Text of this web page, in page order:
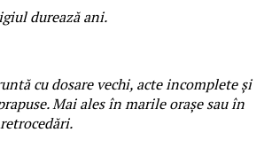
durează ani.
cu dosare vechi, acte incomplete și
Mai ales în marile orașe sau în